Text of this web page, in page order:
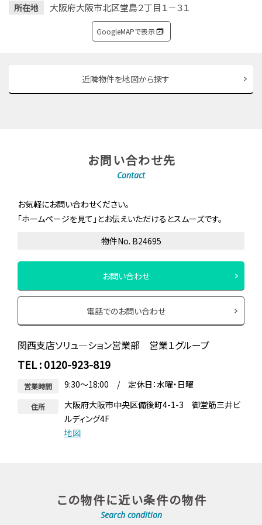
所在地 大阪府大阪市北区堂島２丁目１－３１
GoogleMAPで表示
近隣物件を地図から探す
お問い合わせ先
Contact
お気軽にお問い合わせください。
「ホームページを見て」とお伝えいただけるとスムーズです。
物件No. B24695
お問い合わせ
電話でのお問い合わせ
関西支店ソリュ―ション営業部 営業１グループ
TEL : 0120-923-819
営業時間 9:30～18:00 / 定休日：水曜・日曜
住所
大阪府大阪市中央区備後町4-1-3 御堂筋三井ビ
ルディング4F
地図
この物件に近い条件の物件
Search condition